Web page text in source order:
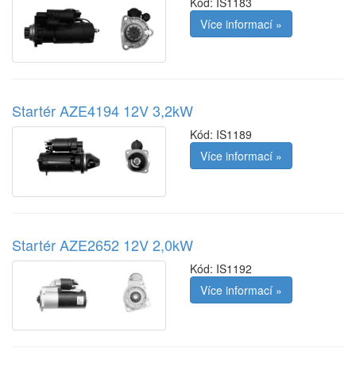
Více informací »
Startér AZE4194 12V 3,2kW
Kód: IS1189
Více informací »
Startér AZE2652 12V 2,0kW
Kód: IS1192
Více informací »